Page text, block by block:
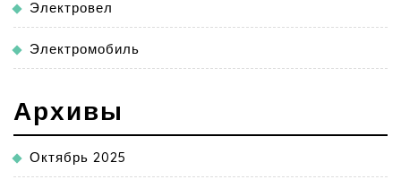
Электровел
Электромобиль
Архивы
Октябрь 2025